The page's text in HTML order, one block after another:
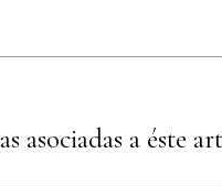
asociadas a éste